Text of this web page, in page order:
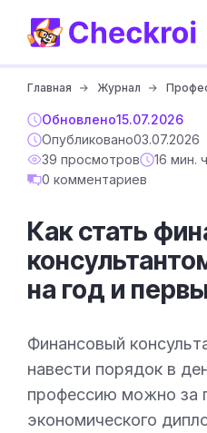
Главная Журнал
Обновлено15.07.2026
Опубликовано03.07.2026
39 просмотров
16 мин.
0 комментариев
Как стать
на год и
Финансовый
навести порядок в
профессию можно за
экономического